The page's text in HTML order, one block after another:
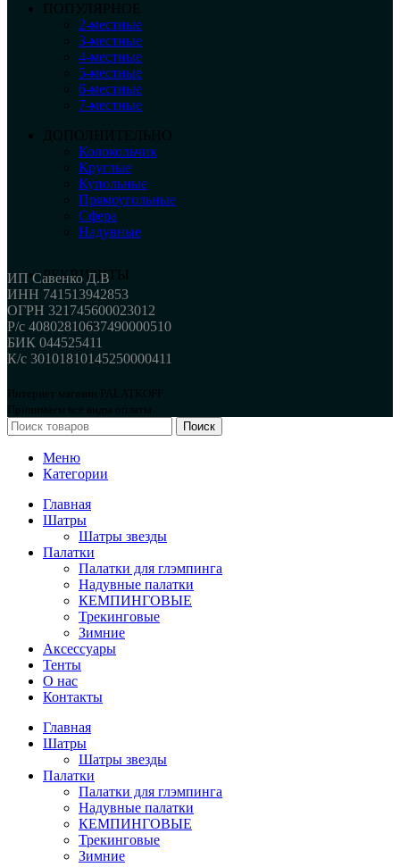
ПОПУЛЯРНОЕ
2-местные
3-местные
4-местные
5-местные
6-местные
7-местные
ДОПОЛНИТЕЛЬНО
Колокольчик
Круглые
Купольные
Прямоугольные
Сфера
Надувные
РЕКВИЗИТЫ
ИП Савенко Д.В
ИНН 741513942853
ОГРН 321745600023012
Р/с 40802810637490000510
БИК 044525411
К/с 30101810145250000411
Интернет магазин PALATKOFF
Принимаем все виды оплаты.
Поиск
Меню
Категории
Главная
Шатры
Шатры звезды
Палатки
Палатки для глэмпинга
Надувные палатки
КЕМПИНГОВЫЕ
Трекинговые
Зимние
Аксессуары
Тенты
О нас
Контакты
Главная
Шатры
Шатры звезды
Палатки
Палатки для глэмпинга
Надувные палатки
КЕМПИНГОВЫЕ
Трекинговые
Зимние